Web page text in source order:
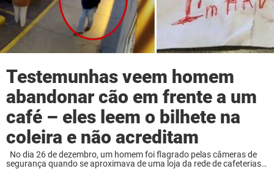
Testemunhas veem homem
abandonar cão em frente a um
café – eles leem o bilhete na
coleira e não acreditam
No dia 26 de dezembro, um homem foi flagrado pelas câmeras de
segurança quando se aproximava de uma loja da rede de cafeterias